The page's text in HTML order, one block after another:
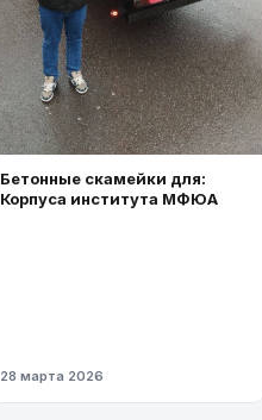
Бетонные скамейки для:
Корпуса института МФЮА
28 марта 2026